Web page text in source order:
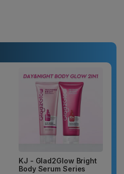
KJ - Glad2Glow Bright
Body Serum Series